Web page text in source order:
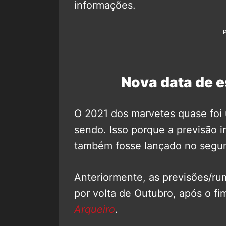
informações.
Nova data de
O 2021 dos marvetes quase
sendo. Isso porque a previsão
também fosse lançado no
Anteriormente, as previsões/
por volta de Outubro, após o
Arqueiro.